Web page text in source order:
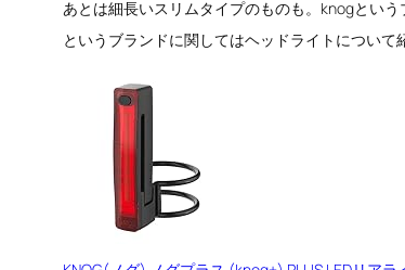
あとは細長いスリムタイプのものも。knogとい
というブランドに関してはヘッドライトについて